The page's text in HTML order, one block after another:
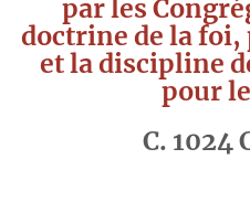
par les
doctrine de la
et la discipline
pour
C. 1024